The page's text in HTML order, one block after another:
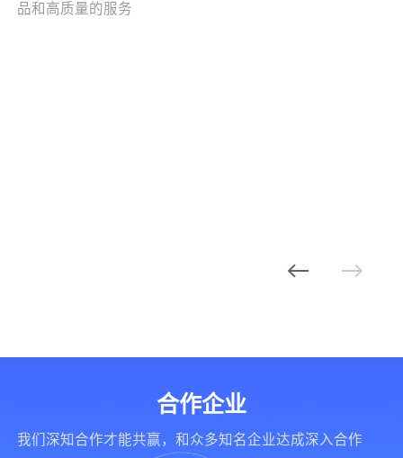
品和高质量的服务
合作企业
我们深知合作才能共赢，和众多知名企业达成深入合作